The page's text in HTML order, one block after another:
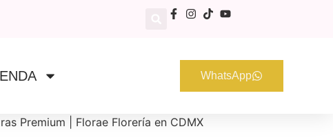
WhatsApp
Premium | Florae Florería en CDMX